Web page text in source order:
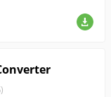
формировать ра